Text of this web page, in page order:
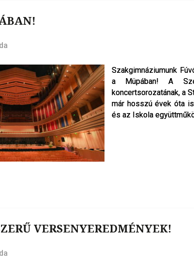
Szakgimnáziumunk
a Müpában! A
koncertsorozatának, a
már hosszú évek óta
és az Iskola
Szakgimnáziumunk
a Müpában! A
koncertsorozatának, a
már hosszú évek óta
és az Iskola
VERSENYEREDMÉNYEK!